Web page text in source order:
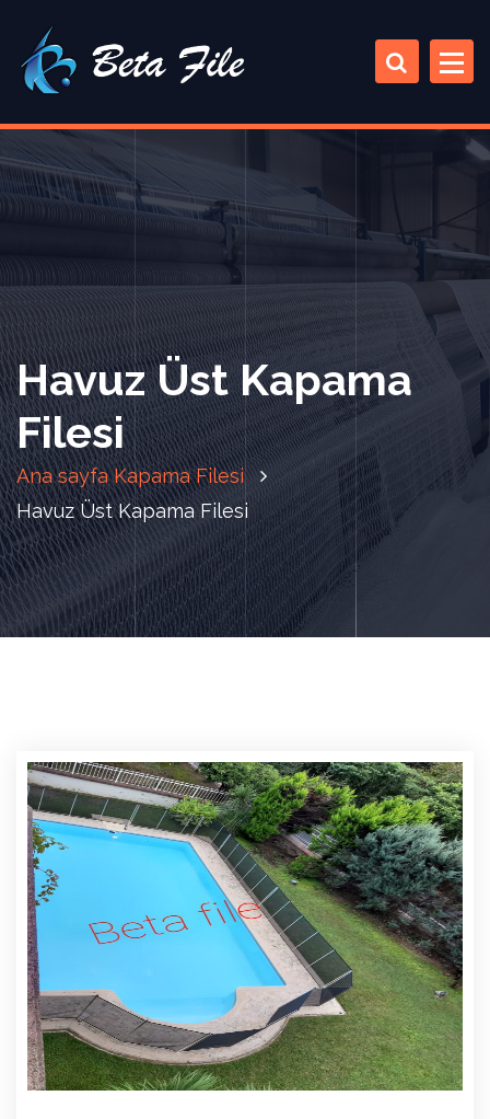
e
Havuz Üst Kapama
Filesi
Ana sayfa Kapama Filesi
Havuz Üst Kapama Filesi